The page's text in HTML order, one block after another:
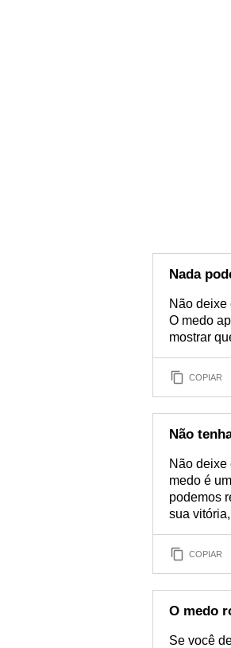
Nada
Não deixe
O medo
mostrar
COPIAR
Não
Não deixe
medo é
podemos
sua
COPIAR
O medo
Se você